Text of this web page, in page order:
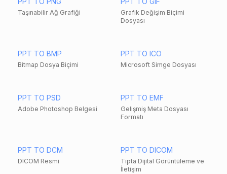
Taşınabilir Ağ Grafiği
Grafik Değişim Biçimi
Dosyası
PPT TO BMP
Bitmap Dosya Biçimi
PPT TO ICO
Microsoft Simge Dosyası
PPT TO PSD
Adobe Photoshop Belgesi
PPT TO EMF
Gelişmiş Meta Dosyası
Formatı
PPT TO DCM
DICOM Resmi
PPT TO DICOM
Tıpta Dijital Görüntüleme ve
İletişim